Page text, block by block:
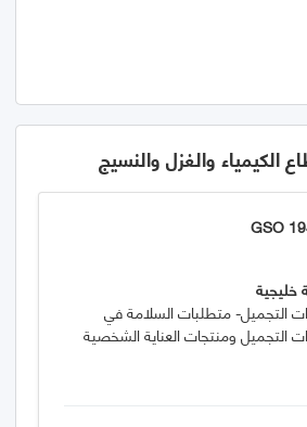
الكيمياء والغزل والنسيج
GSO
خليجية
التجميل- متطلبات السلامة في
التجميل ومنتجات العناية الشخصية